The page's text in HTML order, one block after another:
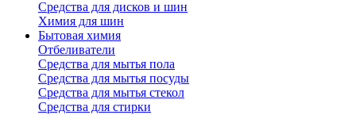
Средства для дисков и шин
Химия для шин
Бытовая химия
Отбеливатели
Средства для мытья пола
Средства для мытья посуды
Средства для мытья стекол
Средства для стирки